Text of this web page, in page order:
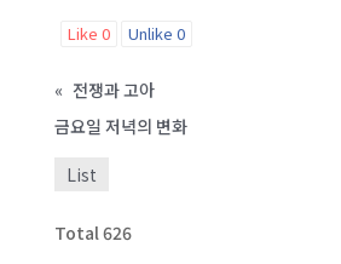
Like 0 Unlike 0
« 전쟁과 고아
금요일 저녁의 변화
List
Total 626